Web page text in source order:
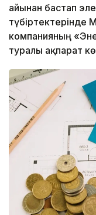
айынан бастап
компанияның
туралы ақпарат